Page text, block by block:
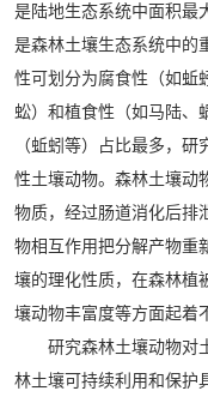
是陆地生态系统中面积最
是森林土壤生态系统中的
性可划分为腐食性（如蚯
蚣）和植食性（如马陆、
（蚯蚓等）占比最多，
性土壤动物。森林土壤动
物质，经过肠道消化后排
物相互作用把分解产物重
壤的理化性质，在森林植
壤动物丰富度等方面起着
研究森林土壤动物对土
林土壤可持续利用和保护